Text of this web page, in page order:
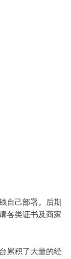
自己部署。后期
各类证书及商家
累积了大量的经